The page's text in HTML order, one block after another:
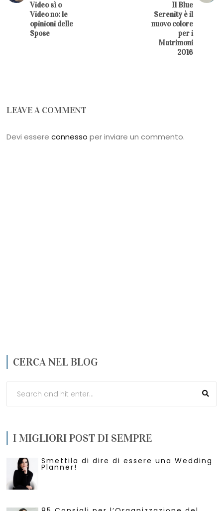
Video sì o
Video no: le
opinioni delle
Spose
Il Blue
Serenity è il
nuovo colore
per i
Matrimoni
2016
LEAVE A COMMENT
Devi essereconnesso per inviare un commento.
CERCA NEL BLOG
I MIGLIORI POST DI SEMPRE
Smettila di dire di essere una Wedding
Planner!